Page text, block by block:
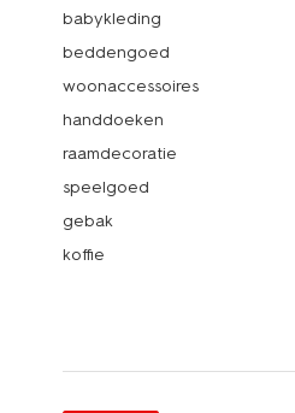
babykleding
beddengoed
woonaccessoires
handdoeken
raamdecoratie
speelgoed
gebak
koffie